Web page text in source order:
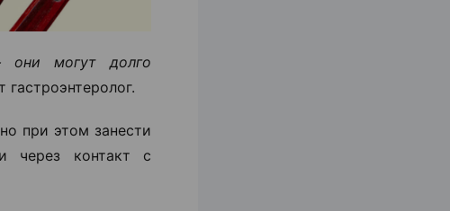
они могут долго
гастроэнтеролог.
при этом занести
через контакт с